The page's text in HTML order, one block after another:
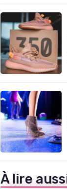
À lire